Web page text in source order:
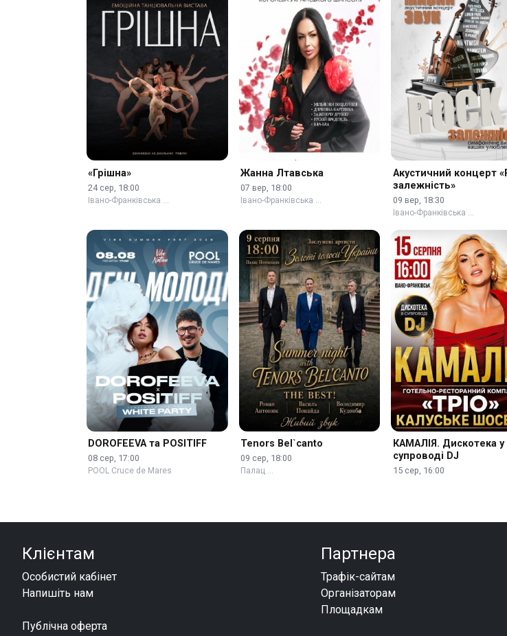
«Грішна»
24 сер, 18:00
Івано-Франківська …
Жанна Лтавська
07 вер, 18:00
Івано-Франківська …
Акустичний концерт
залежність»
09 вер, 18:30
Івано-Франківська …
DOROFEEVA та POSITIFF
08 сер, 17:00
POOL Cruce de Mares
Tenors Bel`canto
09 сер, 18:00
Палац …
КАМАЛІЯ. Дискотека у
супроводі DJ
15 сер, 16:00
Клієнтам
Особистий кабінет
Напишіть нам
Публічна оферта
Партнера
Трафік-сайтам
Організаторам
Площадкам